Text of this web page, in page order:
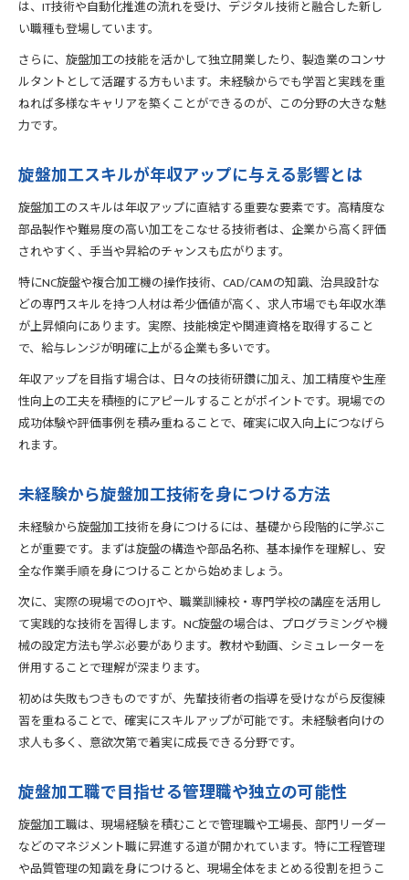
NC旋盤加工を効率的に学ぶ学習ステップ
旋盤加工の現場で役立つNCプログラム作成術
NC旋盤加工に必要な資格と取得メリット
旋盤加工で複雑形状パーツを実現する技術
CAD製図と旋盤加工の連携で精度向上を目指す
旋盤加工現場で求められる測定技術のポイント
難加工材の旋盤加工で注意すべき点とは
旋盤加工で年収アップを目指す戦略とは
旋盤加工スキルを武器に年収アップを実現
資格取得が旋盤加工職の収入に与える効果
旋盤加工経験を活かした転職活動のポイント
夜勤や残業を活用した収入増加の方法
キャリアアップに有利な旋盤加工の学び方
は、IT技術や自動化推進の流れを受け、デジタル技術と融合した新し
い職種も登場しています。
さらに、旋盤加工の技能を活かして独立開業したり、製造業のコンサ
ルタントとして活躍する方もいます。未経験からでも学習と実践を重
ねれば多様なキャリアを築くことができるのが、この分野の大きな魅
力です。
旋盤加工スキルが年収アップに与える影響とは
旋盤加工のスキルは年収アップに直結する重要な要素です。高精度な
部品製作や難易度の高い加工をこなせる技術者は、企業から高く評価
されやすく、手当や昇給のチャンスも広がります。
特にNC旋盤や複合加工機の操作技術、CAD/CAMの知識、治具設計な
どの専門スキルを持つ人材は希少価値が高く、求人市場でも年収水準
が上昇傾向にあります。実際、技能検定や関連資格を取得すること
で、給与レンジが明確に上がる企業も多いです。
年収アップを目指す場合は、日々の技術研鑽に加え、加工精度や生産
性向上の工夫を積極的にアピールすることがポイントです。現場での
成功体験や評価事例を積み重ねることで、確実に収入向上につなげら
れます。
未経験から旋盤加工技術を身につける方法
未経験から旋盤加工技術を身につけるには、基礎から段階的に学ぶこ
とが重要です。まずは旋盤の構造や部品名称、基本操作を理解し、安
全な作業手順を身につけることから始めましょう。
次に、実際の現場でのOJTや、職業訓練校・専門学校の講座を活用し
て実践的な技術を習得します。NC旋盤の場合は、プログラミングや機
械の設定方法も学ぶ必要があります。教材や動画、シミュレーターを
併用することで理解が深まります。
初めは失敗もつきものですが、先輩技術者の指導を受けながら反復練
習を重ねることで、確実にスキルアップが可能です。未経験者向けの
求人も多く、意欲次第で着実に成長できる分野です。
旋盤加工職で目指せる管理職や独立の可能性
旋盤加工職は、現場経験を積むことで管理職や工場長、部門リーダー
などのマネジメント職に昇進する道が開かれています。特に工程管理
や品質管理の知識を身につけると、現場全体をまとめる役割を担うこ